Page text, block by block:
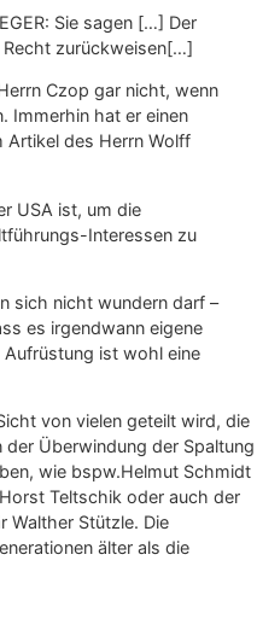
Sie sagen […] Der
Recht zurückweisen[…]
Czop gar nicht, wenn
Immerhin hat er einen
Artikel des Herrn Wolff
USA ist, um die
Interessen zu
sich nicht wundern darf –
es irgendwann eigene
ist wohl eine
von vielen geteilt wird, die
Überwindung der Spaltung
wie bspw.Helmut Schmidt
Teltschik oder auch der
Walther Stützle. Die
älter als die